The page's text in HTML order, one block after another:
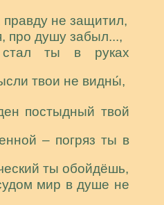
не защитил,
про душу забыл...,
ты в руках
твои не видны́,
постыдный твой
– погряз ты в
ты обойдёшь,
мир в душе не